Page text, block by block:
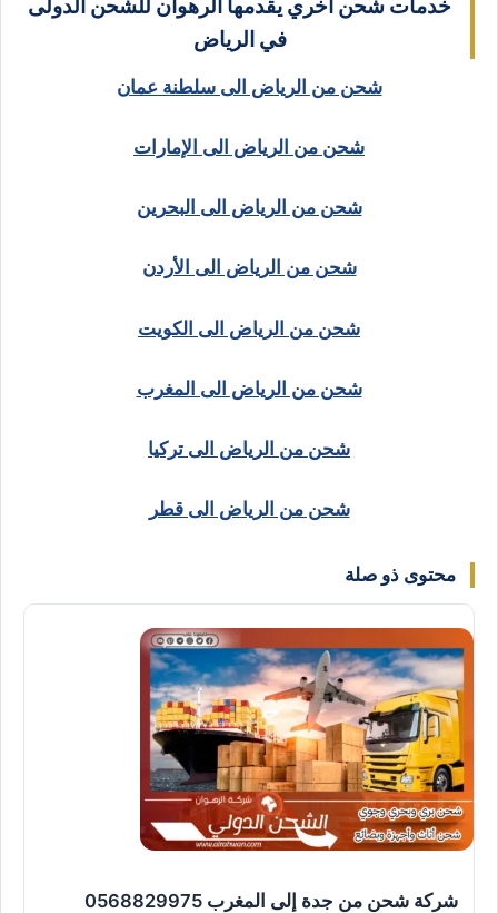
خدمات شحن أخري يقدمها الرهوان للشحن الدولى
في الرياض
شحن من الرياض الى سلطنة عمان
شحن من الرياض الى الإمارات
شحن من الرياض الى البحرين
شحن من الرياض الى الأردن
شحن من الرياض الى الكويت
شحن من الرياض الى المغرب
شحن من الرياض الى تركيا
شحن من الرياض الى قطر
محتوى ذو صلة
شركة شحن من جدة إلى المغرب 0568829975